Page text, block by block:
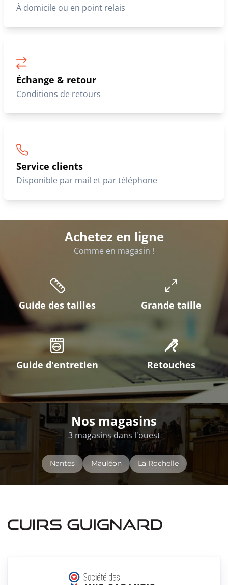
À domicile ou en point relais
Échange & retour
Conditions de retours
Service clients
Disponible par mail et par téléphone
Achetez en ligne
Comme en magasin !
Guide des tailles Grande taille
Guide d'entretien Retouches
Nos magasins
3 magasins dans l'ouest
Nantes Mauléon La Rochelle